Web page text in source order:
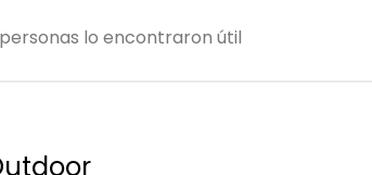
personas lo encontraron útil